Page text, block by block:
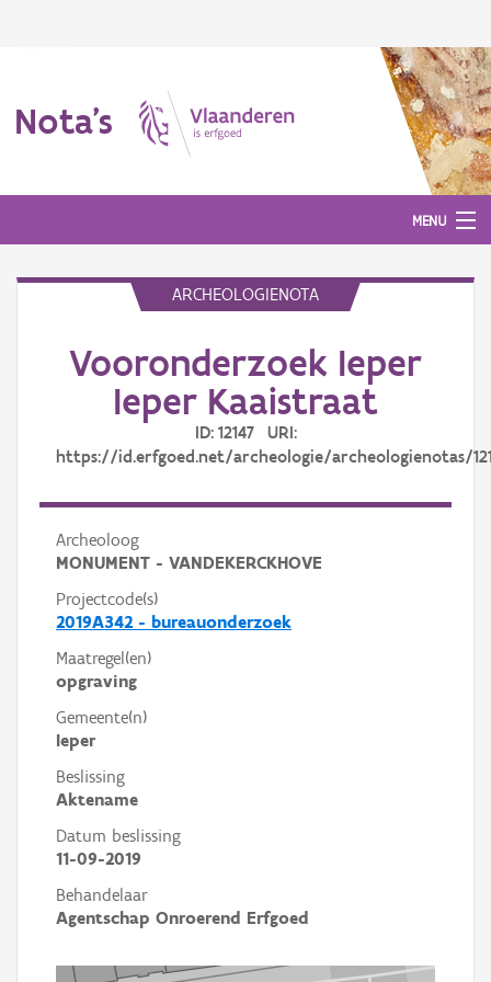
Nota's
MENU
Aanmelden
ARCHEOLOGIENOTA
Vooronderzoek Ieper
Ieper Kaaistraat
ID: 12147 URI:
https://id.erfgoed.net/archeologie/archeologienotas/
Archeoloog
MONUMENT - VANDEKERCKHOVE
Projectcode(s)
2019A342 - bureauonderzoek
Maatregel(en)
opgraving
Gemeente(n)
Ieper
Beslissing
Aktename
Datum beslissing
11-09-2019
Behandelaar
Agentschap Onroerend Erfgoed